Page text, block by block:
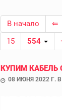
В начало ⇐
15
554
КУПИМ КАБЕЛЬ
08 ИЮНЯ 2022 Г. В